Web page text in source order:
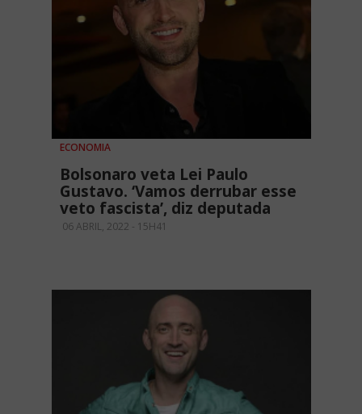
ECONOMIA
Bolsonaro veta Lei Paulo
Gustavo. ‘Vamos derrubar esse
veto fascista’, diz deputada
06 ABRIL, 2022 - 15H41